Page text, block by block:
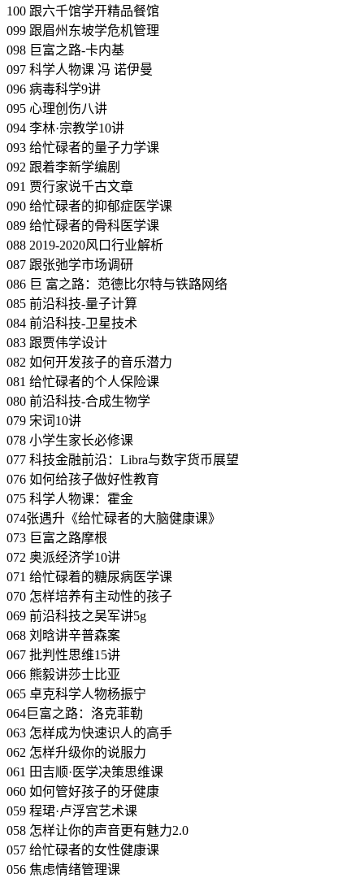
100 跟六千馆学开精品餐馆
099 跟眉州东坡学危机管理
098 巨富之路-卡内基
097 科学人物课 冯 诺伊曼
096 病毒科学9讲
095 心理创伤八讲
094 李林·宗教学10讲
093 给忙碌者的量子力学课
092 跟着李新学编剧
091 贾行家说千古文章
090 给忙碌者的抑郁症医学课
089 给忙碌者的骨科医学课
088 2019-2020风口行业解析
087 跟张弛学市场调研
086 巨 富之路：范德比尔特与铁路网络
085 前沿科技-量子计算
084 前沿科技-卫星技术
083 跟贾伟学设计
082 如何开发孩子的音乐潜力
081 给忙碌者的个人保险课
080 前沿科技-合成生物学
079 宋词10讲
078 小学生家长必修课
077 科技金融前沿：Libra与数字货币展望
076 如何给孩子做好性教育
075 科学人物课：霍金
074张遇升《给忙碌者的大脑健康课》
073 巨富之路摩根
072 奥派经济学10讲
071 给忙碌着的糖尿病医学课
070 怎样培养有主动性的孩子
069 前沿科技之吴军讲5g
068 刘晗讲辛普森案
067 批判性思维15讲
066 熊毅讲莎士比亚
065 卓克科学人物杨振宁
064巨富之路：洛克菲勒
063 怎样成为快速识人的高手
062 怎样升级你的说服力
061 田吉顺·医学决策思维课
060 如何管好孩子的牙健康
059 程珺·卢浮宫艺术课
058 怎样让你的声音更有魅力2.0
057 给忙碌者的女性健康课
056 焦虑情绪管理课